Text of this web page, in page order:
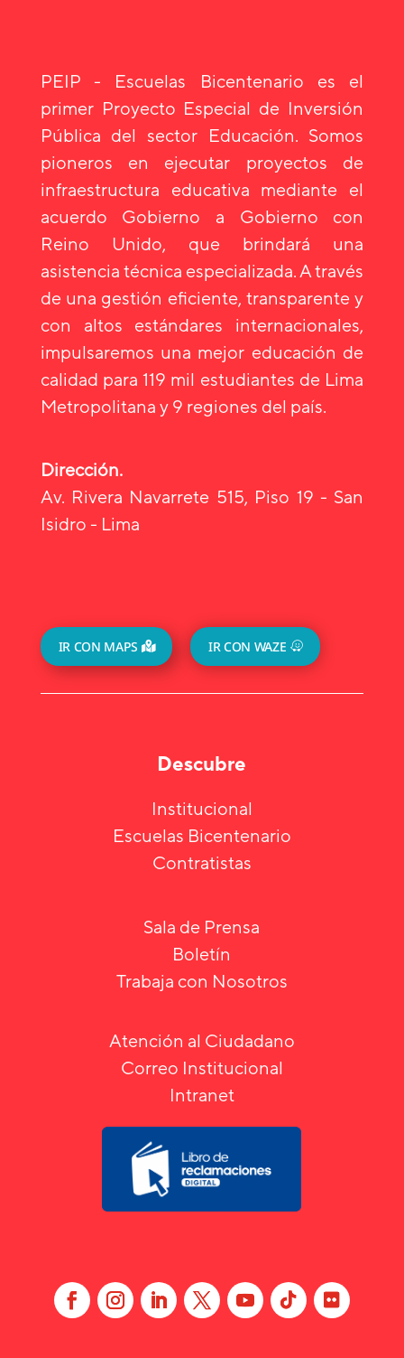
PEIP - Escuelas Bicentenario es el
primer Proyecto Especial de Inversión
Pública del sector Educación. Somos
pioneros en ejecutar proyectos de
infraestructura educativa mediante el
acuerdo Gobierno a Gobierno con
Reino Unido, que brindará una
asistencia técnica especializada. A través
de una gestión eficiente, transparente y
con altos estándares internacionales,
impulsaremos una mejor educación de
calidad para 119 mil estudiantes de Lima
Metropolitana y 9 regiones del país.
Dirección.
Av. Rivera Navarrete 515, Piso 19 - San
Isidro - Lima
IR CON MAPS IR CON WAZE
Descubre
Institucional
Escuelas Bicentenario
Contratistas
Sala de Prensa
Boletín
Trabaja con Nosotros
Atención al Ciudadano
Correo Institucional
Intranet